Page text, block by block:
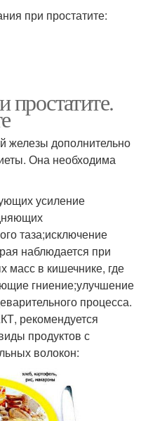
при простатите:
простатите.
железы дополнительно
Она необходима
усиление
таза;исключение
наблюдается при
масс в кишечнике, где
гниение;улучшение
процесса.
рекомендуется
продуктов с
волокон: